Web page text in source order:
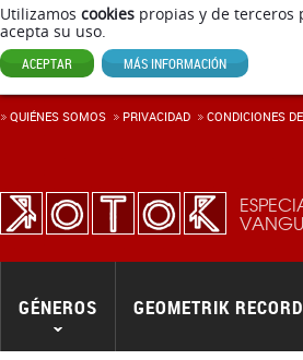
Utilizamos cookies propias y de terceros
acepta su uso.
ACEPTAR MÁS INFORMACIÓN
GÉNEROS GEOMETRIK
QUIÉNES SOMOS PRIVACIDAD CONDICIONES